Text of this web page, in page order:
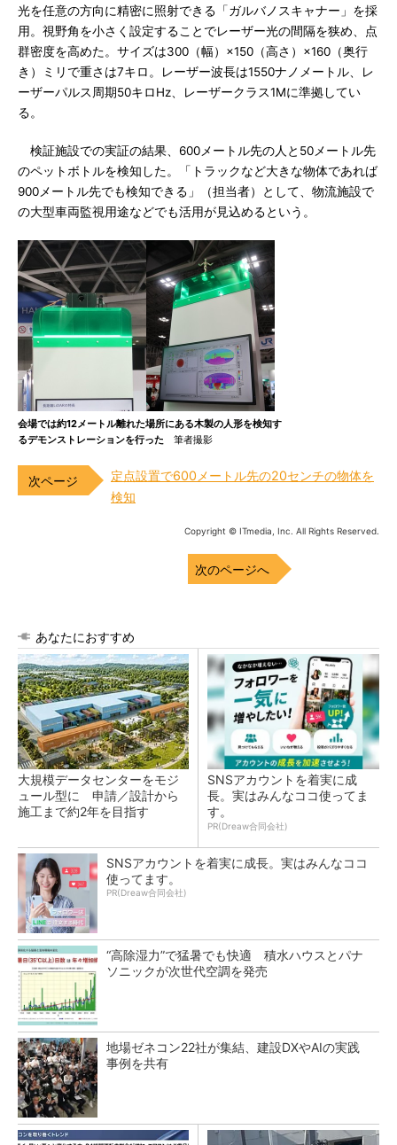
光を任意の方向に精密に照射できる「ガルバノスキャナー」を採
用。視野角を小さく設定することでレーザー光の間隔を狭め、点
群密度を高めた。サイズは300（幅）×150（高さ）×160（奥行
き）ミリで重さは7キロ。レーザー波長は1550ナノメートル、レ
ーザーパルス周期50キロHz、レーザークラス1Mに準拠してい
る。
検証施設での実証の結果、600メートル先の人と50メートル先
のペットボトルを検知した。「トラックなど大きな物体であれば
900メートル先でも検知できる」（担当者）として、物流施設で
の大型車両監視用途などでも活用が見込めるという。
会場では約12メートル離れた場所にある木製の人形を検知す
るデモンストレーションを行った 筆者撮影
定点設置で600メートル先の20センチの物体を
検知
Copyright © ITmedia, Inc. All Rights Reserved.
次のページへ
あなたにおすすめ
大規模データセンターをモジ
ュール型に 申請／設計から
施工まで約2年を目指す
SNSアカウントを着実に成
長。実はみんなココ使ってま
す。
PR(Dreaw合同会社)
SNSアカウントを着実に成長。実はみんなココ
使ってます。
PR(Dreaw合同会社)
“高除湿力”で猛暑でも快適 積水ハウスとパナ
ソニックが次世代空調を発売
地場ゼネコン22社が集結、建設DXやAIの実践
事例を共有